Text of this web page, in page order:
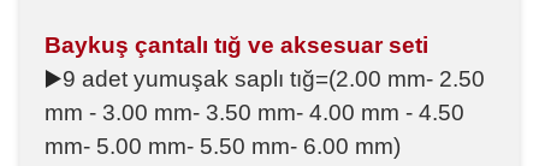
Baykuş çantalı tığ ve aksesuar seti
▶️9 adet yumuşak saplı tığ=(2.00 mm- 2.50
mm - 3.00 mm- 3.50 mm- 4.00 mm - 4.50
mm- 5.00 mm- 5.50 mm- 6.00 mm)